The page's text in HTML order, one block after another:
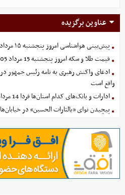
عناوین برگزیده
پیش‌بینی هواشناسی امروز پنجشنبه ۱۵ مرداد ۱۴۰۵
قیمت طلا و سکه امروز پنجشنبه 15 مرداد 1405+ جدول
ادعای واکنش رهبری به نامه رئیس
واقع است
ادارات و بانک‌های کدام استان‌ها فردا 14 مرداد تعطیل هستند؟
پیچیدن نوای «یالثارات الحسین» در